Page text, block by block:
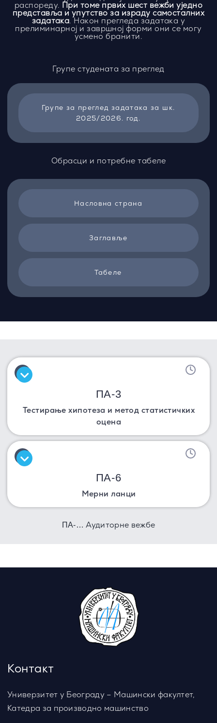
распореду. При томе првих шест вежби уједно
представља и упутство за израду самосталних
задатака. Након прегледа задатака у
прелиминарној и завршној форми они се могу
усмено бранити.
Групе студената за преглед
Групе за преглед задатака за шк.
2025/2026. год.
Обрасци и потребне табеле
Насловна страна
Заглавље
Табеле
ПА-3
Тестирање хипотеза и метод статистичких
оцена
ПА-6
Мерни ланци
ПА-… Аудиторне вежбе
Контакт
Универзитет у Београду – Машински факултет,
Катедра за производно машинство